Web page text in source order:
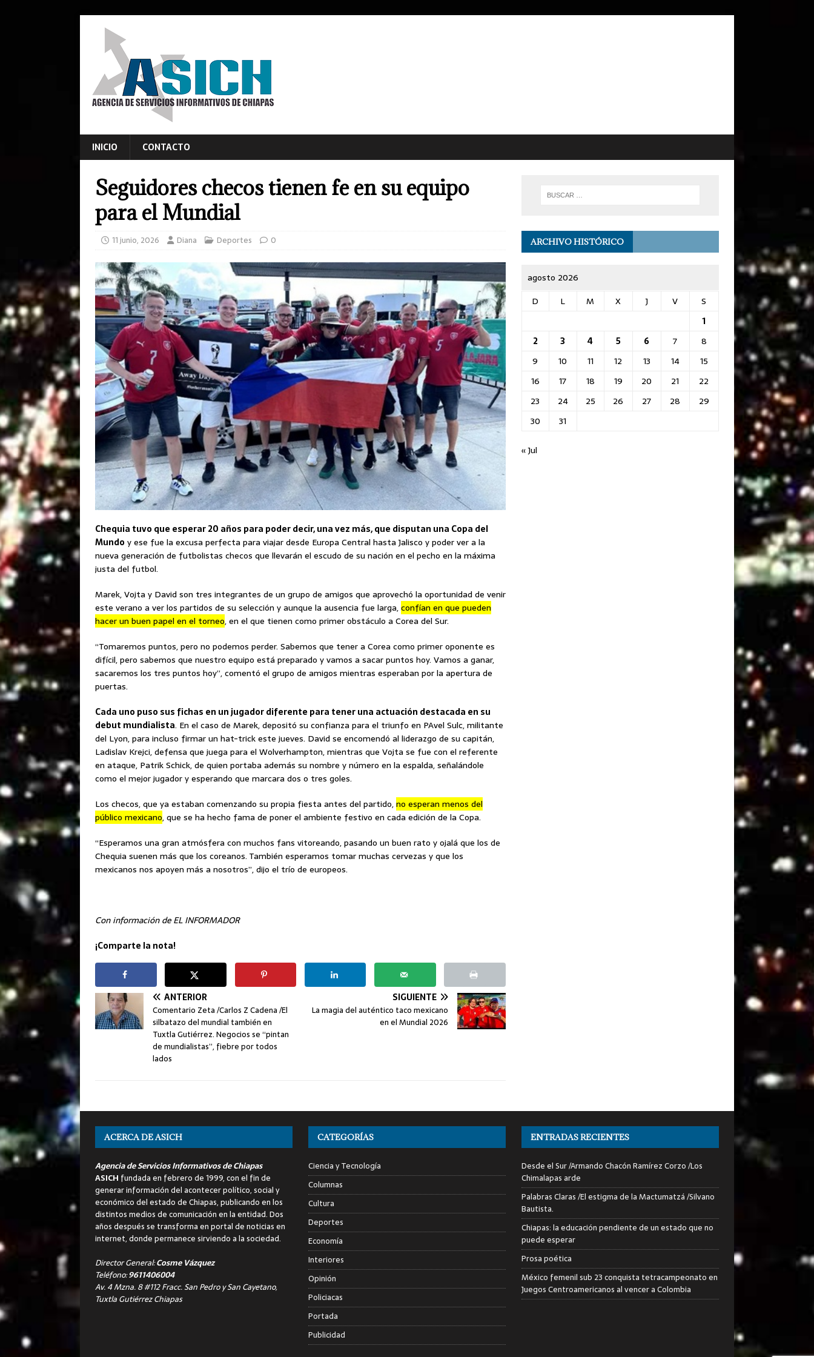
INICIO CONTACTO
Seguidores checos tienen fe en su equipo
para el Mundial
11 junio, 2026 Diana Deportes 0
Chequia tuvo que esperar 20 años para poder decir, una vez más, que disputan una Copa del
Mundo y ese fue la excusa perfecta para viajar desde Europa Central hasta Jalisco y poder ver a la
nueva generación de futbolistas checos que llevarán el escudo de su nación en el pecho en la máxima
justa del futbol.
Marek, Vojta y David son tres integrantes de un grupo de amigos que aprovechó la oportunidad de venir
este verano a ver los partidos de su selección y aunque la ausencia fue larga,confían en que pueden
hacer un buen papel en el torneo, en el que tienen como primer obstáculo a Corea del Sur.
“Tomaremos puntos, pero no podemos perder. Sabemos que tener a Corea como primer oponente es
difícil, pero sabemos que nuestro equipo está preparado y vamos a sacar puntos hoy. Vamos a ganar,
sacaremos los tres puntos hoy”, comentó el grupo de amigos mientras esperaban por la apertura de
puertas.
Cada uno puso sus fichas en un jugador diferente para tener una actuación destacada en su
debut mundialista. En el caso de Marek, depositó su confianza para el triunfo en PAvel Sulc, militante
del Lyon, para incluso firmar un hat-trick este jueves. David se encomendó al liderazgo de su capitán,
Ladislav Krejci, defensa que juega para el Wolverhampton, mientras que Vojta se fue con el referente
en ataque, Patrik Schick, de quien portaba además su nombre y número en la espalda, señalándole
como el mejor jugador y esperando que marcara dos o tres goles.
Los checos, que ya estaban comenzando su propia fiesta antes del partido,no esperan menos del
público mexicano, que se ha hecho fama de poner el ambiente festivo en cada edición de la Copa.
“Esperamos una gran atmósfera con muchos fans vitoreando, pasando un buen rato y ojalá que los de
Chequia suenen más que los coreanos. También esperamos tomar muchas cervezas y que los
mexicanos nos apoyen más a nosotros”, dijo el trío de europeos.
Con información de EL INFORMADOR
¡Comparte la nota!
ANTERIOR
Comentario Zeta /Carlos Z Cadena /El
silbatazo del mundial también en
Tuxtla Gutiérrez. Negocios se “pintan
de mundialistas”, fiebre por todos
lados
SIGUIENTE
La magia del auténtico taco mexicano
en el Mundial 2026
ARCHIVO HISTÓRICO
agosto 2026
D
L M X J V
S
1
2
3 4 5 6 7
8
9
10 11 12 13 14
15
16
17 18 19 20 21
22
23
24 25 26 27 28
29
30
31
« Jul
ACERCA DE ASICH
Agencia de Servicios Informativos de Chiapas
ASICH fundada en febrero de 1999, con el fin de
generar información del acontecer político, social y
económico del estado de Chiapas, publicando en los
distintos medios de comunicación en la entidad. Dos
años después se transforma en portal de noticias en
internet, donde permanece sirviendo a la sociedad.
Director General:Cosme Vázquez
Teléfono:9611406004
Av. 4 Mzna. 8 #112 Fracc. San Pedro y San Cayetano,
Tuxtla Gutiérrez Chiapas
CATEGORÍAS
Ciencia y Tecnología
Columnas
Cultura
Deportes
Economía
Interiores
Opinión
Policiacas
Portada
Publicidad
ENTRADAS RECIENTES
Desde el Sur /Armando Chacón Ramírez Corzo /Los
Chimalapas arde
Palabras Claras /El estigma de la Mactumatzá /Silvano
Bautista.
Chiapas: la educación pendiente de un estado que no
puede esperar
Prosa poética
México femenil sub 23 conquista tetracampeonato en
Juegos Centroamericanos al vencer a Colombia